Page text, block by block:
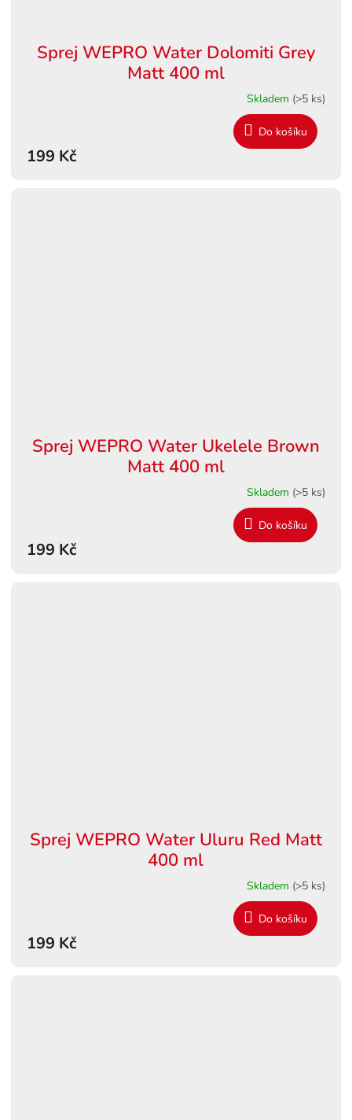
Sprej WEPRO Water Dolomiti Grey
Matt 400 ml
Skladem (>5 ks)
199 Kč
Do košíku
Sprej WEPRO Water Ukelele Brown
Matt 400 ml
Skladem (>5 ks)
199 Kč
Do košíku
Sprej WEPRO Water Uluru Red Matt
400 ml
Skladem (>5 ks)
199 Kč
Do košíku